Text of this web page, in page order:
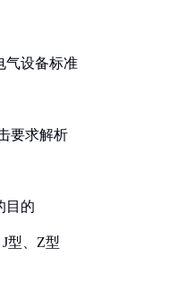
气设备标准
要求解析
目的
型、Z型